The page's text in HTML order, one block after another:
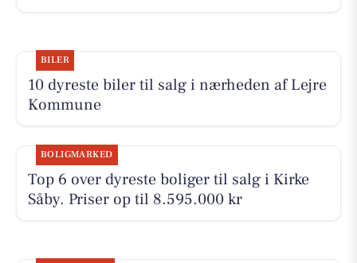
BILER
10 dyreste biler til salg i nærheden af Lejre
Kommune
BOLIGMARKED
Top 6 over dyreste boliger til salg i Kirke
Såby. Priser op til 8.595.000 kr